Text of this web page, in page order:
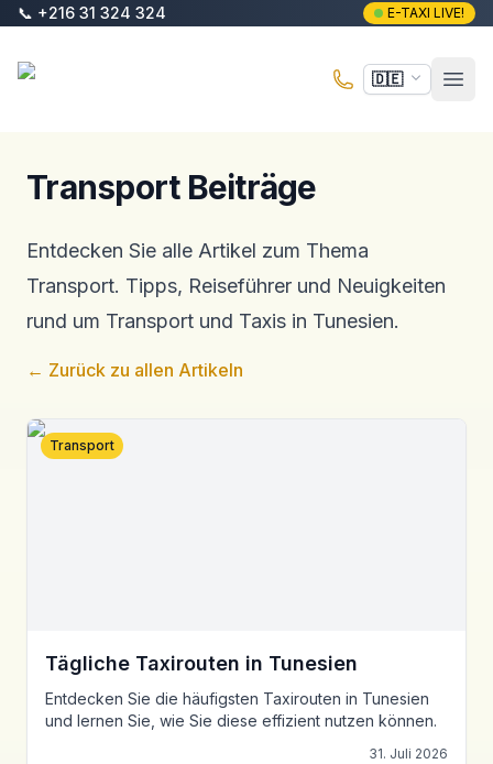
Zum Hauptinhalt springen
📞 +216 31 324 324 E-TAXI LIVE!
🇩🇪
Transport Beiträge
Entdecken Sie alle Artikel zum Thema
Transport. Tipps, Reiseführer und Neuigkeiten
rund um Transport und Taxis in Tunesien.
← Zurück zu allen Artikeln
Transport
Tägliche Taxirouten in Tunesien
Entdecken Sie die häufigsten Taxirouten in Tunesien
und lernen Sie, wie Sie diese effizient nutzen können.
31. Juli 2026